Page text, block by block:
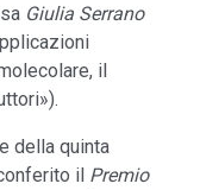
Giulia Serrano
il
della quinta
il Premio